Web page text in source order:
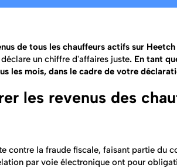
de tous les chauffeurs actifs sur
un chiffre d'affaires juste. En tant
les mois, dans le cadre de votre
les revenus des
contre la fraude fiscale, faisant partie du
par voie électronique ont pour